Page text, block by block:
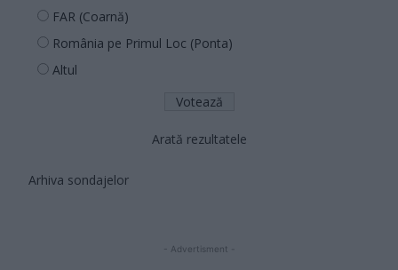
FAR (Coarnă)
România pe Primul Loc (Ponta)
Altul
Arată rezultatele
Arhiva sondajelor
- Advertisment -